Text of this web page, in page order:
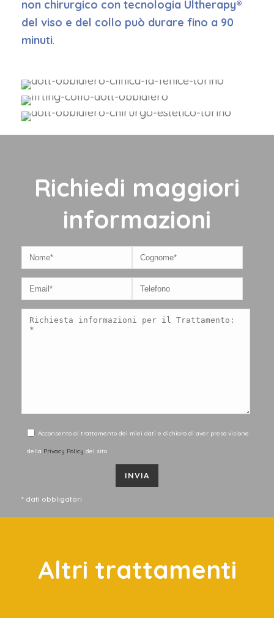
non chirurgico con tecnologia Ultherapy®
del viso e del collo può durare fino a 90
minuti.
Richiedi maggiori
informazioni
Acconsento al trattamento dei miei dati e dichiaro di aver preso visione
della Privacy Policy del sito
* dati obbligatori
Altri trattamenti